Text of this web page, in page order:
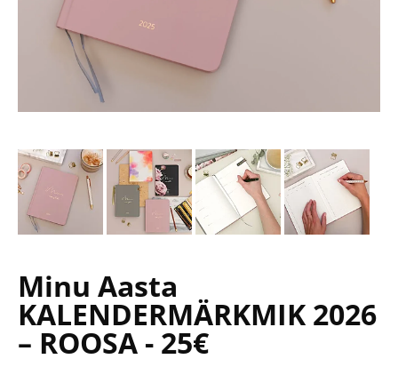
Minu Aasta
KALENDERMÄRKMIK 2026
– ROOSA - 25€